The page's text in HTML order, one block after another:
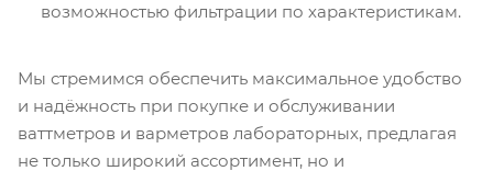
возможностью фильтрации по характеристикам.
Мы стремимся обеспечить максимальное удобство
и надёжность при покупке и обслуживании
ваттметров и варметров лабораторных, предлагая
не только широкий ассортимент, но и